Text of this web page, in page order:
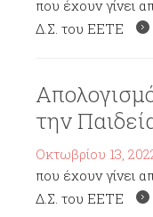
που έχουν γίνει
Δ.Σ. του ΕΕΤΕ
την
Οκτωβρίου 13,
που έχουν γίνει
Δ.Σ. του ΕΕΤΕ